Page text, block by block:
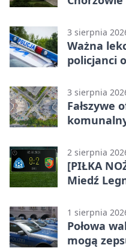
3 sierpnia
Ważna
policjanci
3 sierpnia
Fałszywe
2 sierpnia
[PIŁKA
Miedź
1 sierpnia
Połowa
mogą